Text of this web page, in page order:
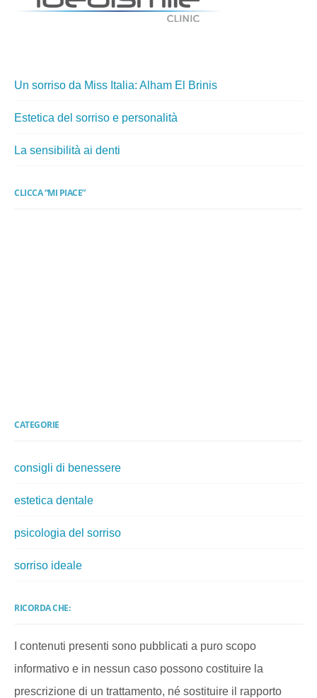
Un sorriso da Miss Italia: Alham El Brinis
Estetica del sorriso e personalità
La sensibilità ai denti
CLICCA “MI PIACE”
CATEGORIE
consigli di benessere
estetica dentale
psicologia del sorriso
sorriso ideale
RICORDA CHE:
I contenuti presenti sono pubblicati a puro scopo
informativo e in nessun caso possono costituire la
prescrizione di un trattamento, né sostituire il rapporto